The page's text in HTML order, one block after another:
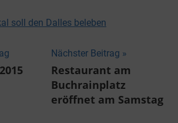
soll den Dalles beleben
Nächster Beitrag
Restaurant am
Buchrainplatz
eröffnet am Samstag